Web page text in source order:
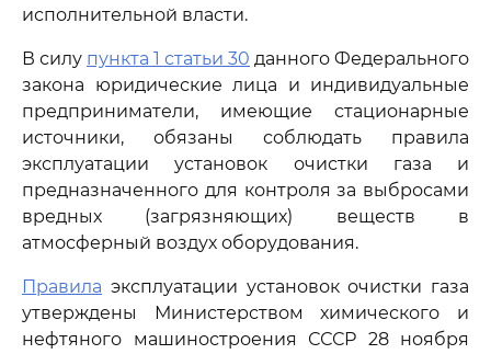
исполнительной власти.
В силу пункта 1 статьи 30 данного Федерального
закона юридические лица и индивидуальные
предприниматели, имеющие стационарные
источники, обязаны соблюдать правила
эксплуатации установок очистки газа и
предназначенного для контроля за выбросами
вредных (загрязняющих) веществ в
атмосферный воздух оборудования.
Правила эксплуатации установок очистки газа
утверждены Министерством химического и
нефтяного машиностроения СССР 28 ноября